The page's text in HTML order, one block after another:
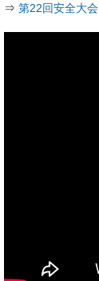
⇒ 第22回安全大会